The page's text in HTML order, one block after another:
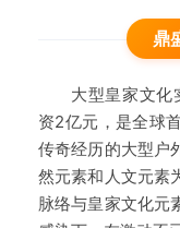
鼎
大型皇家文化
资2亿元，是全球
传奇经历的大型户
然元素和人文元素
脉络与皇家文化元